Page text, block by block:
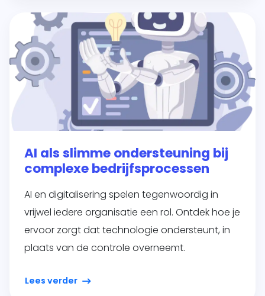
AI als slimme ondersteuning bij
complexe bedrijfsprocessen
AI en digitalisering spelen tegenwoordig in
vrijwel iedere organisatie een rol. Ontdek hoe je
ervoor zorgt dat technologie ondersteunt, in
plaats van de controle overneemt.
Lees verder